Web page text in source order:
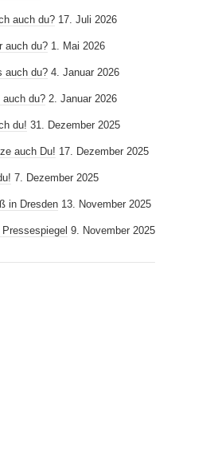
auch du? 17. Juli 2026
auch du? 1. Mai 2026
auch du? 4. Januar 2026
auch du? 2. Januar 2026
du! 31. Dezember 2025
auch Du! 17. Dezember 2025
7. Dezember 2025
in Dresden 13. November 2025
9. November 2025